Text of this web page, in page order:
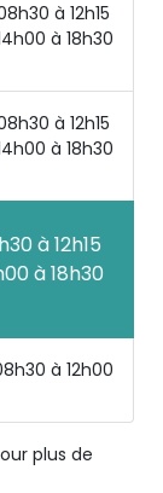
à 12h15
à 18h30
à 12h15
à 18h30
à 12h15
à 18h30
à 12h00
plus de